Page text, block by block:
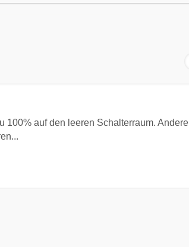
100% auf den leeren Schalterraum. Andere